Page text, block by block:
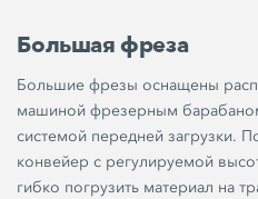
Большая фреза
Большие фрезы оснащены
машиной фрезерным
системой передней загрузки.
конвейер с регулируемой
гибко погрузить материал на